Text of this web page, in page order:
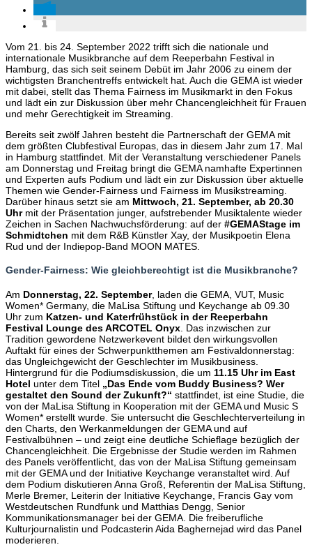
Vom 21. bis 24. September 2022 trifft sich die nationale und
internationale Musikbranche auf dem Reeperbahn Festival in
Hamburg, das sich seit seinem Debüt im Jahr 2006 zu einem der
wichtigsten Branchentreffs entwickelt hat. Auch die GEMA ist wieder
mit dabei, stellt das Thema Fairness im Musikmarkt in den Fokus
und lädt ein zur Diskussion über mehr Chancengleichheit für Frauen
und mehr Gerechtigkeit im Streaming.
Bereits seit zwölf Jahren besteht die Partnerschaft der GEMA mit
dem größten Clubfestival Europas, das in diesem Jahr zum 17. Mal
in Hamburg stattfindet. Mit der Veranstaltung verschiedener Panels
am Donnerstag und Freitag bringt die GEMA namhafte Expertinnen
und Experten aufs Podium und lädt ein zur Diskussion über aktuelle
Themen wie Gender-Fairness und Fairness im Musikstreaming.
Darüber hinaus setzt sie am Mittwoch, 21. September, ab 20.30
Uhrmit der Präsentation junger, aufstrebender Musiktalente wieder
Zeichen in Sachen Nachwuchsförderung: auf der #GEMAStage im
Schmidtchen mit dem R&B Künstler Xay, der Musikpoetin Elena
Rud und der Indiepop-Band MOON MATES.
Gender-Fairness: Wie gleichberechtigt ist die Musikbranche?
Am Donnerstag, 22. September, laden die GEMA, VUT, Music
Women* Germany, die MaLisa Stiftung und Keychange ab 09.30
Uhr zum Katzen- und Katerfrühstück in der Reeperbahn
Festival Lounge des ARCOTEL Onyx . Das inzwischen zur
Tradition gewordene Netzwerkevent bildet den wirkungsvollen
Auftakt für eines der Schwerpunktthemen am Festivaldonnerstag:
das Ungleichgewicht der Geschlechter im Musikbusiness.
Hintergrund für die Podiumsdiskussion, die um 11.15 Uhr im East
Hotel unter dem Titel „Das Ende vom Buddy Business? Wer
gestaltet den Sound der Zukunft?“ stattfindet, ist eine Studie, die
von der MaLisa Stiftung in Kooperation mit der GEMA und Music S
Women* erstellt wurde. Sie untersucht die Geschlechterverteilung in
den Charts, den Werkanmeldungen der GEMA und auf
Festivalbühnen – und zeigt eine deutliche Schieflage bezüglich der
Chancengleichheit. Die Ergebnisse der Studie werden im Rahmen
des Panels veröffentlicht, das von der MaLisa Stiftung gemeinsam
mit der GEMA und der Initiative Keychange veranstaltet wird. Auf
dem Podium diskutieren Anna Groß, Referentin der MaLisa Stiftung,
Merle Bremer, Leiterin der Initiative Keychange, Francis Gay vom
Westdeutschen Rundfunk und Matthias Dengg, Senior
Kommunikationsmanager bei der GEMA. Die freiberufliche
Kulturjournalistin und Podcasterin Aida Baghernejad wird das Panel
moderieren.